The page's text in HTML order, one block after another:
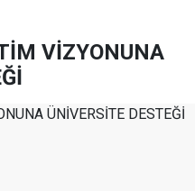
VİZYONUNA